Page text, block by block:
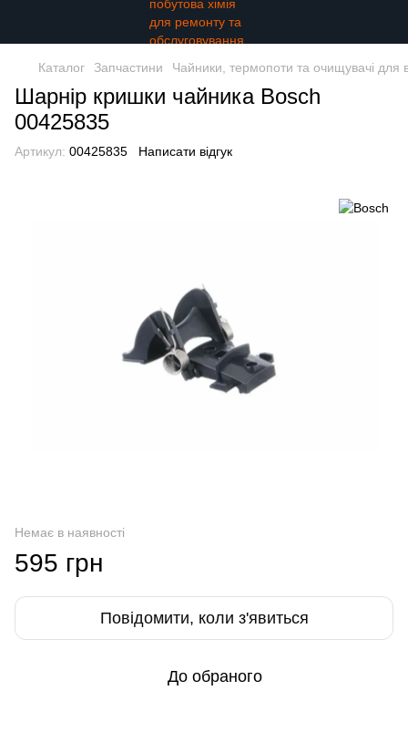
Каталог Запчастини Чайники, термопоти та очищувачі для
Шарнір кришки чайника Bosch
00425835
Артикул: 00425835 Написати відгук
Немає в наявності
595 грн
Повідомити, коли з'явиться
До обраного